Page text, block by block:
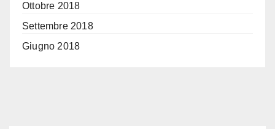
Ottobre 2018
Settembre 2018
Giugno 2018